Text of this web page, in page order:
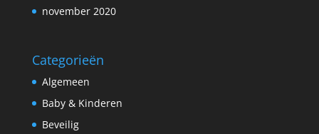
november 2020
Categorieën
Algemeen
Baby & Kinderen
Beveilig